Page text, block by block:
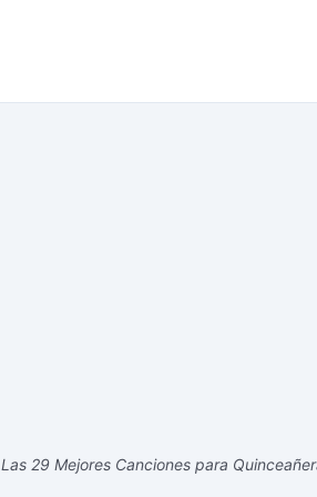
Las 29 Mejores Canciones para